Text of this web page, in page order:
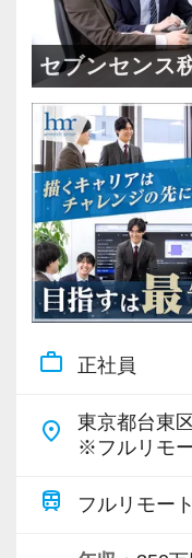
＜成長中の税理
・全国14拠点で
・従業員240名以
・会計・税務・
・専門家が在籍
＜学びを後押し＞
・書籍購入費／
・隔月で税法・
・資格取得を目
＜募集の背景＞
・組織力強化に
セブンセンス
work_outline 正社員
place
東京都台東
※フルリモ
train フルリモート